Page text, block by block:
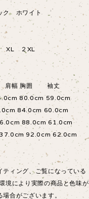
ク ホワイト
２XL
胸囲 袖丈
80.0cm 59.0cm
84.0cm 60.0cm
88.0cm 61.0cm
92.0cm 62.0cm
ィング、ご覧になっている
境により実際の商品と色味が
合がございます。